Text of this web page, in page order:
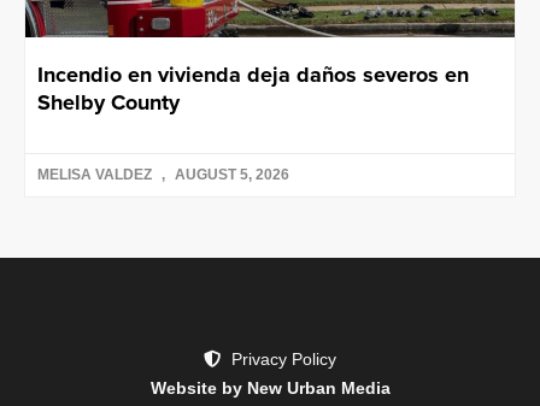
Incendio en vivienda deja daños severos en
Shelby County
MELISA VALDEZ AUGUST 5, 2026
Privacy Policy
Website by New Urban Media